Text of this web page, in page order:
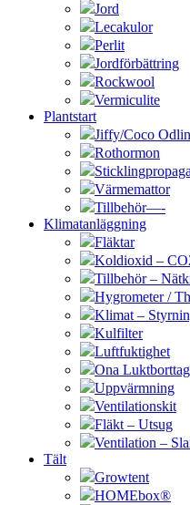
Jord
Lecakulor
Perlit
Jordförbättring
Rockwool
Vermiculite
Plantstart
Jiffy/Coco
Rothormon
Värmemattor
Tillbehör—-
Klimatanläggning
Fläktar
Koldioxid –
Tillbehör –
Hygrometer /
Klimat –
Kulfilter
Luftfuktighet
Ona
Uppvärmning
Ventilationskit
Fläkt – Utsug
Ventilation –
Tält
Growtent
HOMEbox®